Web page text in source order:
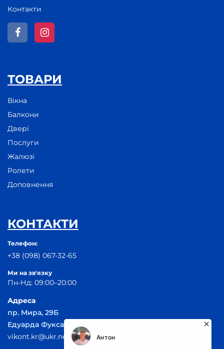
Контакти
ТОВАРИ
Вікна
Балкони
Двері
Послуги
Жалюзі
Ролети
Доповнення
КОНТАКТИ
Телефон:
+38 (098) 067-32-65
Ми на зв'язку
Пн-Нд: 09:00–20:00
Адреса
пр. Мира, 29Б
Едуарда Фукса, 55
vikont.kr@ukr.net